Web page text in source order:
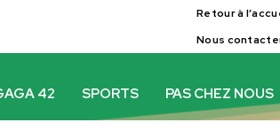
Retour à
Nous
42 SPORTS PAS CHEZ NOUS